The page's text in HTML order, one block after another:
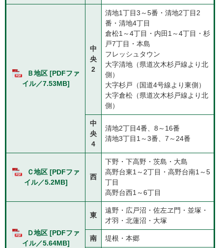
Ｂ地区 [PDFファ
イル／7.53MB]
中
央
2
清地1丁目3～5番・清地2丁目2
番・清地4丁目
倉松1～4丁目・内田1～4丁目・杉
戸7丁目・本島
フレッシュタウン
大字清地（県道次木杉戸線より北
側）
大字杉戸（国道4号線より東側）
大字倉松（県道次木杉戸線より北
側）
中
央
4
清地2丁目4番、8～16番
清地3丁目1～3番、7～24番
Ｃ地区 [PDFファ
イル／5.2MB]
西
下野・下高野・茨島・大島
高野台東1～2丁目・高野台南1～5
丁目
高野台西1～6丁目
Ｄ地区 [PDFファ
イル／5.64MB]
東
遠野・広戸沼・佐左ヱ門・並塚・
才羽・北蓮沼・大塚
南 堤根・本郷